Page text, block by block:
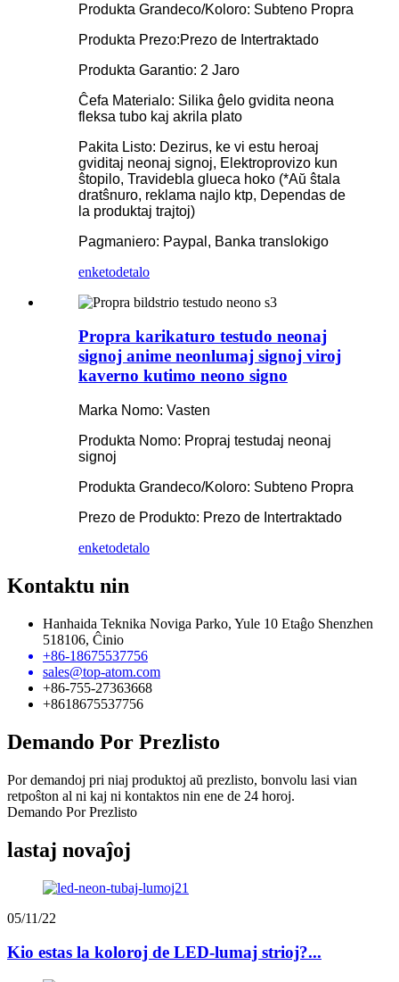
Produkta Grandeco/Koloro: Subteno Propra
Produkta Prezo:Prezo de Intertraktado
Produkta Garantio: 2 Jaro
Ĉefa Materialo: Silika ĝelo gvidita neona
fleksa tubo kaj akrila plato
Pakita Listo: Dezirus, ke vi estu heroaj
gviditaj neonaj signoj, Elektroprovizo kun
ŝtopilo, Travidebla glueca hoko (*Aŭ ŝtala
dratŝnuro, reklama najlo ktp, Dependas de
la produktaj trajtoj)
Pagmaniero: Paypal, Banka translokigo
enketodetalo
Propra karikaturo testudo neonaj
signoj anime neonlumaj signoj viroj
kaverno kutimo neono signo
Marka Nomo: Vasten
Produkta Nomo: Propraj testudaj neonaj
signoj
Produkta Grandeco/Koloro: Subteno Propra
Prezo de Produkto: Prezo de Intertraktado
enketodetalo
Kontaktu nin
Hanhaida Teknika Noviga Parko, Yule 10 Etaĝo Shenzhen
518106, Ĉinio
+86-18675537756
sales@top-atom.com
+86-755-27363668
+8618675537756
Demando Por Prezlisto
Por demandoj pri niaj produktoj aŭ prezlisto, bonvolu lasi vian
retpoŝton al ni kaj ni kontaktos nin ene de 24 horoj.
Demando Por Prezlisto
lastaj novaĵoj
05/11/22
Kio estas la koloroj de LED-lumaj strioj?...